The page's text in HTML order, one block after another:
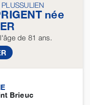
née
de 81 ans.
Brieuc